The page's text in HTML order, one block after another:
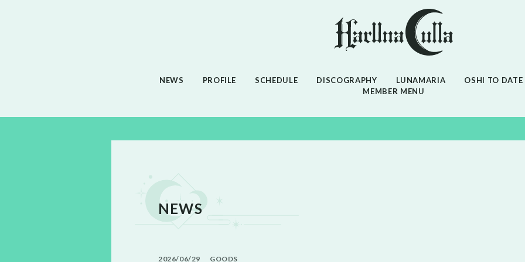
NEWS PROFILE SCHEDULE DISCOGRAPHY LUNAMARIA OSHI TO DATE
MEMBER MENU
NEWS
2026 06 29 GOODS